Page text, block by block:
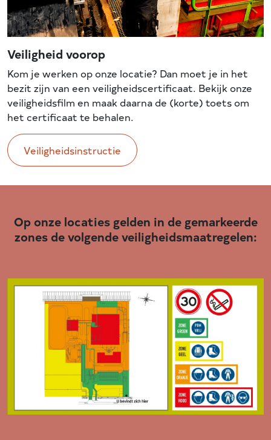
Veiligheid voorop
Kom je werken op onze locatie? Dan moet je in het
bezit zijn van een veiligheidscertificaat. Bekijk onze
veiligheidsfilm en maak daarna de (korte) toets om
het certificaat te behalen.
Veiligheidsinstructie
Op onze locaties gelden in de gemarkeerde
zones de volgende veiligheidsmaatregelen: